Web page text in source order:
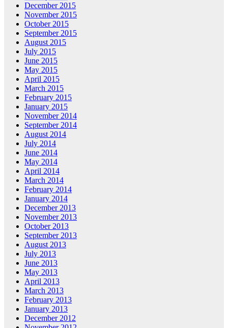
December 2015
November 2015
October 2015
September 2015
August 2015
July 2015
June 2015
May 2015
April 2015
March 2015
February 2015
January 2015
November 2014
September 2014
August 2014
July 2014
June 2014
May 2014
April 2014
March 2014
February 2014
January 2014
December 2013
November 2013
October 2013
September 2013
August 2013
July 2013
June 2013
May 2013
April 2013
March 2013
February 2013
January 2013
December 2012